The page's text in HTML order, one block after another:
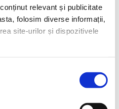
relevant și publicitate
folosim diverse informații,
site-urilor și dispozitivele
g